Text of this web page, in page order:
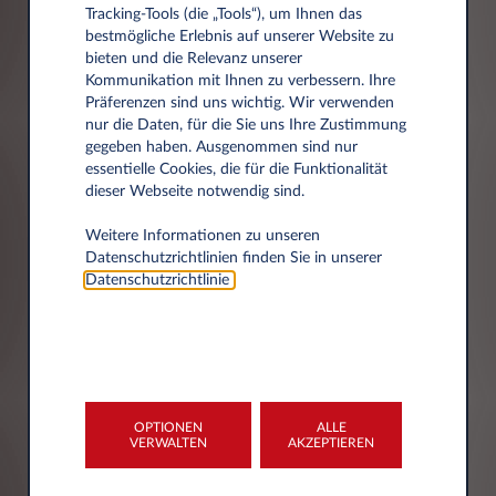
Ihr Vertrauen ist uns wichtig. Deshalb
respektieren wir den Datenschutz und
informieren Sie über die erhobenen und
gespeicherten Daten und Ihre Rechte.
Unsere Datenschutzerklärung beschreibt,
welche personenbezogenen Daten Leasys bei
der Nutzung der Leasys-Webseite über Sie
Personenbezogene Daten sind alle
Informationen über persönliche und sachliche
Verhältnisse einer bestimmten oder
aufweisen kann. Ein lückenloser Schutz der
Daten vor dem Zugriff durch Dritte ist nicht
möglich.
Ihre personenbezogenen Daten werden von
Leasys Austria GmbH, Grünbergstraße 15/3/6,
Tracking‑Tools (die „Tools“), um Ihnen das
bestmögliche Erlebnis auf unserer Website zu
bieten und die Relevanz unserer
Kommunikation mit Ihnen zu verbessern. Ihre
Präferenzen sind uns wichtig. Wir verwenden
nur die Daten, für die Sie uns Ihre Zustimmung
gegeben haben. Ausgenommen sind nur
essentielle Cookies, die für die Funktionalität
dieser Webseite notwendig sind.
Weitere Informationen zu unseren
Datenschutzrichtlinien finden Sie in unserer
Datenschutzrichtlinie
OPTIONEN
VERWALTEN
ALLE
AKZEPTIEREN